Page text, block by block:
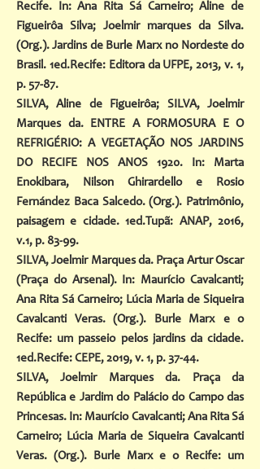
Recife. In: Ana Rita Sá Carneiro; Aline de
Figueirôa Silva; Joelmir marques da Silva.
(Org.). Jardins de Burle Marx no Nordeste do
Brasil. 1ed.Recife: Editora da UFPE, 2013, v. 1,
p. 57-87.
SILVA, Aline de Figueirôa; SILVA, Joelmir
Marques da. ENTRE A FORMOSURA E O
REFRIGÉRIO: A VEGETAÇÃO NOS JARDINS
DO RECIFE NOS ANOS 1920. In: Marta
Enokibara, Nilson Ghirardello e Rosio
Fernández Baca Salcedo. (Org.). Patrimônio,
paisagem e cidade. 1ed.Tupã: ANAP, 2016,
v.1, p. 83-99.
SILVA, Joelmir Marques da. Praça Artur Oscar
(Praça do Arsenal). In: Maurício Cavalcanti;
Ana Rita Sá Carneiro; Lúcia Maria de Siqueira
Cavalcanti Veras. (Org.). Burle Marx e o
Recife: um passeio pelos jardins da cidade.
1ed.Recife: CEPE, 2019, v. 1, p. 37-44.
SILVA, Joelmir Marques da. Praça da
República e Jardim do Palácio do Campo das
Princesas. In: Maurício Cavalcanti; Ana Rita Sá
Carneiro; Lúcia Maria de Siqueira Cavalcanti
Veras. (Org.). Burle Marx e o Recife: um